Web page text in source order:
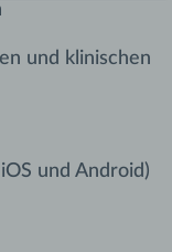
und klinischen
und Android)